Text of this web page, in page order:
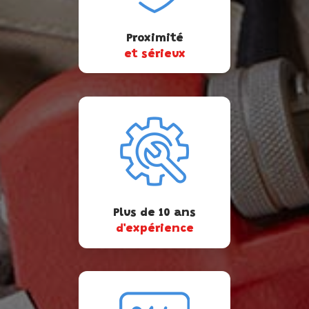
Proximité
et sérieux
Plus de 10 ans
d'expérience